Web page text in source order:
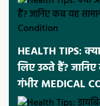
HEALTH TIPS:
लिए उठते हैं?
गंभीर MEDICAL